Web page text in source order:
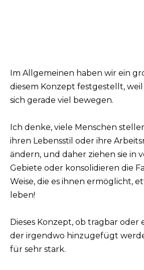
Im Allgemeinen haben wir ein
diesem Konzept festgestellt,
sich gerade viel bewegen.
Ich denke, viele Menschen
ihren Lebensstil oder ihre
ändern, und daher ziehen sie in
Gebiete oder konsolidieren die
Weise, die es ihnen ermöglicht,
leben!
Dieses Konzept, ob tragbar oder
der irgendwo hinzugefügt
für sehr stark.